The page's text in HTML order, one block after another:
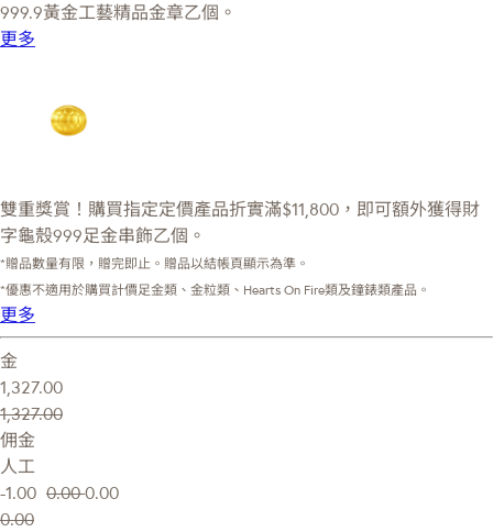
999.9黃金工藝精品金章乙個。
更多
雙重獎賞！購買指定定價產品折實滿$11,800，即可額外獲得財
字龜殼999足金串飾乙個。
*贈品數量有限，贈完即止。贈品以結帳頁顯示為準。
*優惠不適用於購買計價足金類、金粒類、Hearts On Fire類及鐘錶類產品。
更多
金
1,327.00
1,327.00
佣金
人工
-1.00 0.000.00
0.00